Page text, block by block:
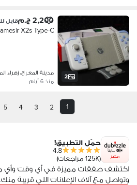
2
2,200 ج.م قابل
X2s Type-C
مدينة المعراج، زهراء
منذ 6 أيام
1
2
3
4
5
مصر
حمّل التطبيق!
4.8
(125K مراجعات)
اكتشف صفقات مميزة في أي وقت وأي
وتواصل مع آلاف الإعلانات اللي قريبة منك.